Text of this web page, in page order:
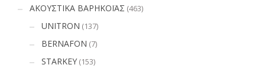
ΑΚΟΥΣΤΙΚΑ ΒΑΡΗΚΟΪΑΣ (463)
UNITRON (137)
BERNAFON (7)
STARKEY (153)